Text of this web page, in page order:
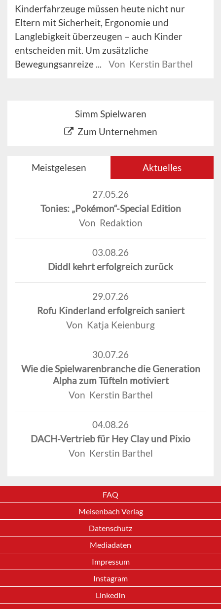
Kinderfahrzeuge müssen heute nicht nur
Eltern mit Sicherheit, Ergonomie und
Langlebigkeit überzeugen – auch Kinder
entscheiden mit. Um zusätzliche
Bewegungsanreize ...
Von Kerstin Barthel
Simm Spielwaren
Zum Unternehmen
Meistgelesen Aktuelles
27.05.26
Tonies: „Pokémon“-Special Edition
Von Redaktion
03.08.26
Diddl kehrt erfolgreich zurück
29.07.26
Rofu Kinderland erfolgreich saniert
Von Katja Keienburg
30.07.26
Wie die Spielwarenbranche die Generation
Alpha zum Tüfteln motiviert
Von Kerstin Barthel
04.08.26
DACH-Vertrieb für Hey Clay und Pixio
Von Kerstin Barthel
FAQ
Meisenbach Verlag
Datenschutz
Mediadaten
Impressum
Instagram
LinkedIn